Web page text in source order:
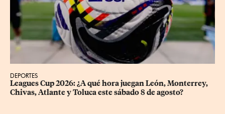
DEPORTES
Leagues Cup 2026: ¿A qué hora juegan León, Monterrey,
Chivas, Atlante y Toluca este sábado 8 de agosto?